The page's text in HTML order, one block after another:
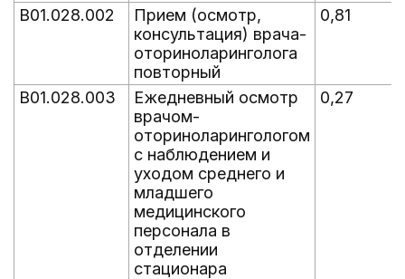
B01.028.002
Прием (осмотр,
консультация) врача-
оториноларинголога
повторный
0,81
B01.028.003
Ежедневный осмотр
врачом-
оториноларингологом
с наблюдением и
уходом среднего и
младшего
медицинского
персонала в
отделении
стационара
0,27